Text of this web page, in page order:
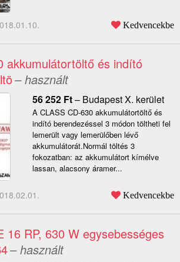
Kedvencekbe
akkumulátortöltő és indító
– használt
56 252 Ft– Budapest X. kerület
A CLASS CD-630 akkumulátortöltő és
indító berendezéssel 3 módon töltheti fel
lemerült vagy lemerülőben lévő
akkumulátorát.Normál töltés 3
fokozatban: az akkumulátort kímélve
lassan, alacsony áramer...
Kedvencekbe
16 RP, 630 W egysebességes
– használt